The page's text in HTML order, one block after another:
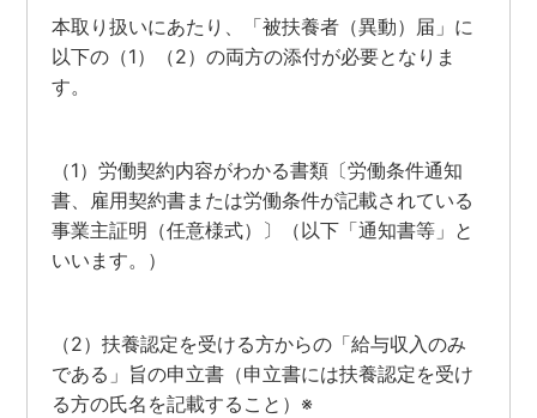
本取り扱いにあたり、「被扶養者（異動）届」に
以下の（1）（2）の両方の添付が必要となりま
す。
（1）労働契約内容がわかる書類〔労働条件通知
書、雇用契約書または労働条件が記載されている
事業主証明（任意様式）〕（以下「通知書等」と
いいます。）
（2）扶養認定を受ける方からの「給与収入のみ
である」旨の申立書（申立書には扶養認定を受け
る方の氏名を記載すること）※